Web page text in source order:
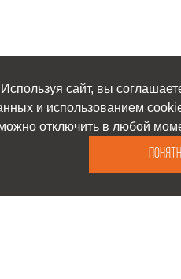
Используя сайт, вы
и использованием
отключить в любой